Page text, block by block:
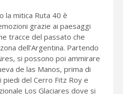
la mitica Ruta 40 è
grazie ai paesaggi
tracce del passato che
dell’Argentina. Partendo
si possono poi ammirare
de las Manos, prima di
piedi del Cerro Fitz Roy e
Los Glaciares dove si